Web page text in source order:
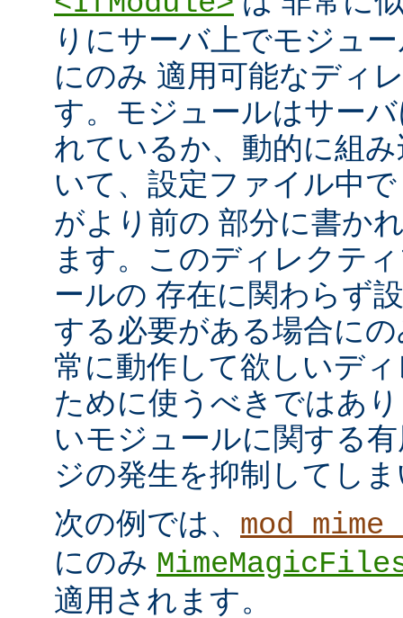
りにサーバ上でモジュ
にのみ 適用可能なディ
す。モジュールはサー
れているか、動的に組
いて、設定ファイル中
がより前の 部分に書か
ます。このディレクテ
ールの 存在に関わらず
する必要がある場合に
常に動作して欲しいデ
ために使うべきではあ
いモジュールに関する
ジの発生を抑制してし
次の例では、
にのみ
適用されます。